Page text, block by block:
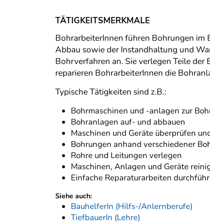
TÄTIGKEITSMERKMALE
BohrarbeiterInnen führen Bohrungen im
Abbau sowie der Instandhaltung und
Bohrverfahren an. Sie verlegen Teile
reparieren BohrarbeiterInnen die
Typische Tätigkeiten sind z.B.:
Bohrmaschinen und -anlagen zur
Bohranlagen auf- und abbauen
Maschinen und Geräte überprüfen
Bohrungen anhand verschiedener
Rohre und Leitungen verlegen
Maschinen, Anlagen und Geräte
Einfache Reparaturarbeiten
Siehe auch:
BauhelferIn (Hilfs-/Anlernberufe)
TiefbauerIn (Lehre)